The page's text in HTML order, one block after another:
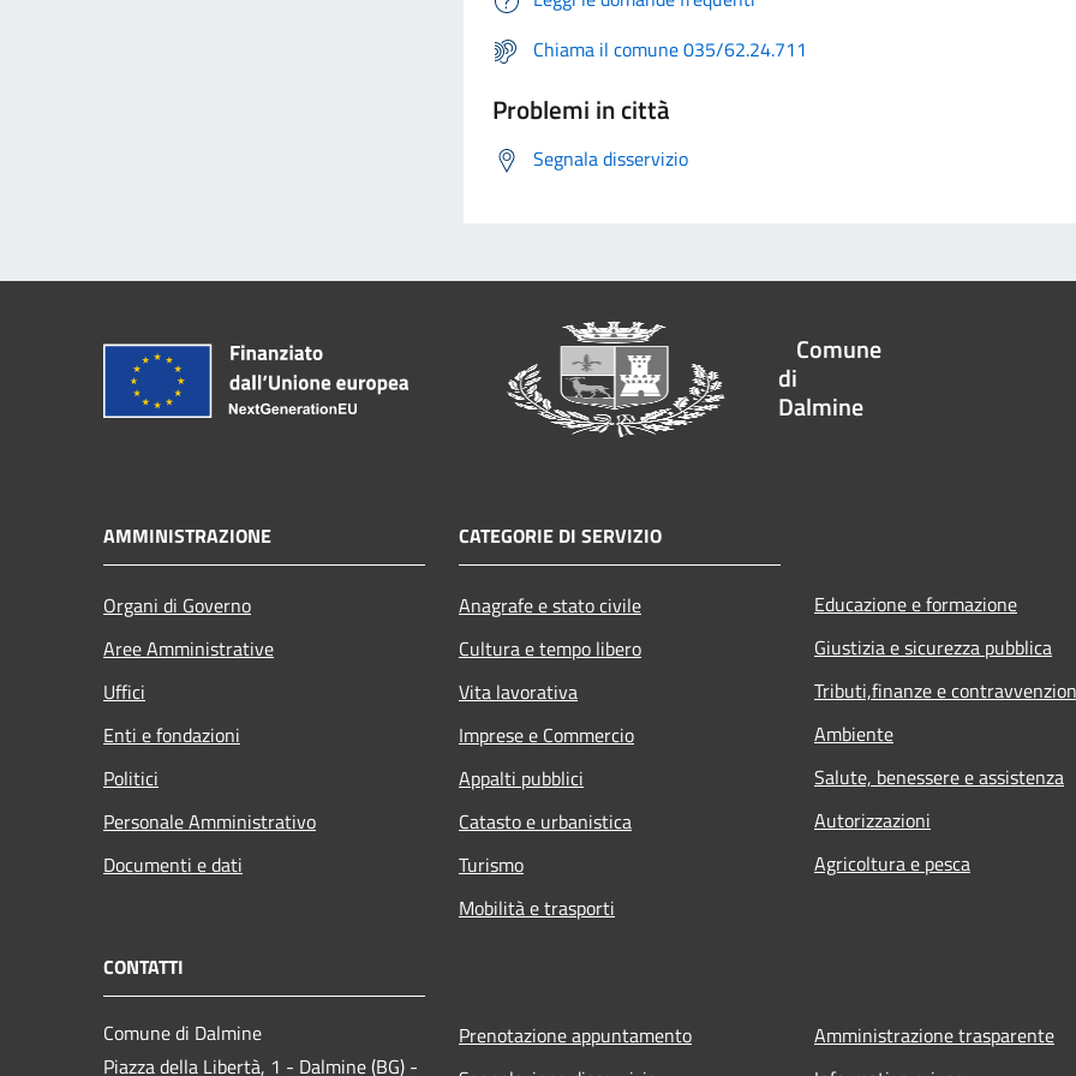
Chiama il comune 035/62.24.711
Problemi in città
Segnala disservizio
Comune
di
Dalmine
AMMINISTRAZIONE
Organi di Governo
Aree Amministrative
Uffici
Enti e fondazioni
Politici
Personale Amministrativo
Documenti e dati
CATEGORIE DI SERVIZIO
Anagrafe e stato civile
Cultura e tempo libero
Vita lavorativa
Imprese e Commercio
Appalti pubblici
Catasto e urbanistica
Turismo
Mobilità e trasporti
Educazione e formazione
Giustizia e sicurezza pubblica
Tributi,finanze e
Ambiente
Salute, benessere e assistenza
Autorizzazioni
Agricoltura e pesca
CONTATTI
Comune di Dalmine
Piazza della Libertà, 1 - Dalmine (BG) -
Prenotazione appuntamento
Amministrazione trasparente